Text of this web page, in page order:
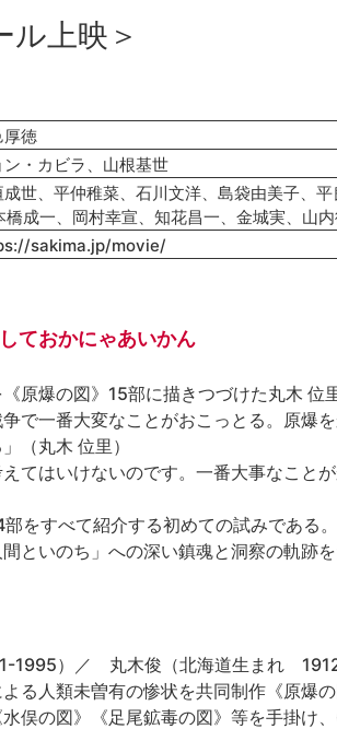
ル上映＞
厚徳
ン・カビラ、山根基世
成世、平仲稚菜、石川文洋、島袋由美子、
橋成一、岡村幸宣、知花昌一、金城実、山
sakima.jp/movie/
ておかにゃあいかん
原爆の図》15部に描きつづけた丸木 位
争で一番大変なことがおこっとる。原
（丸木 位里）
えてはいけないのです。一番大事なこ
をすべて紹介する初めての試みであ
といのち」への深い鎮魂と洞察の軌跡を
1995）／　丸木俊（北海道生まれ　
る人類未曽有の惨状を共同制作《原
俣の図》《足尾鉱毒の図》等を手掛け